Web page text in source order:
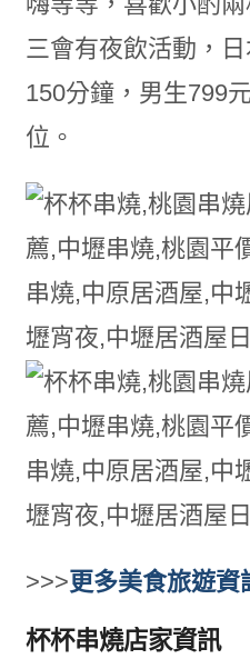
三會有夜飲活動，
150分鐘，男生799
位。
>>>更多美食旅遊資
杯杯串燒店家資訊